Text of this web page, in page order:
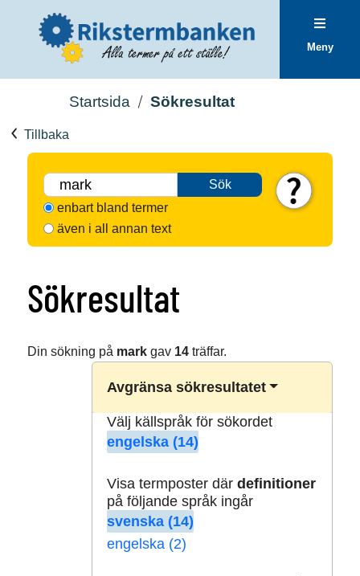
Meny
Startsida Sökresultat
Tillbaka
Sök
enbart bland termer
även i all annan text
Sökresultat
Din sökning på markgav 14träffar.
Avgränsa sökresultatet
Välj källspråk för sökordet
engelska (14)
Visa termposter där definitioner
på följande språk ingår
svenska (14)
engelska (2)